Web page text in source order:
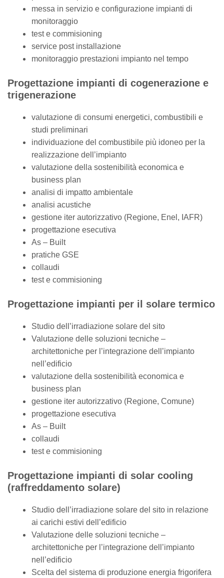
messa in servizio e configurazione impianti di
monitoraggio
test e commisioning
service post installazione
monitoraggio prestazioni impianto nel tempo
Progettazione impianti di cogenerazione e
trigenerazione
valutazione di consumi energetici, combustibili e
studi preliminari
individuazione del combustibile più idoneo per la
realizzazione dell’impianto
valutazione della sostenibilità economica e
business plan
analisi di impatto ambientale
analisi acustiche
gestione iter autorizzativo (Regione, Enel, IAFR)
progettazione esecutiva
As – Built
pratiche GSE
collaudi
test e commisioning
Progettazione impianti per il solare termico
Studio dell’irradiazione solare del sito
Valutazione delle soluzioni tecniche –
architettoniche per l’integrazione dell’impianto
nell’edificio
valutazione della sostenibilità economica e
business plan
gestione iter autorizzativo (Regione, Comune)
progettazione esecutiva
As – Built
collaudi
test e commisioning
Progettazione impianti di solar cooling
(raffreddamento solare)
Studio dell’irradiazione solare del sito in relazione
ai carichi estivi dell’edificio
Valutazione delle soluzioni tecniche –
architettoniche per l’integrazione dell’impianto
nell’edificio
Scelta del sistema di produzione energia frigorifera